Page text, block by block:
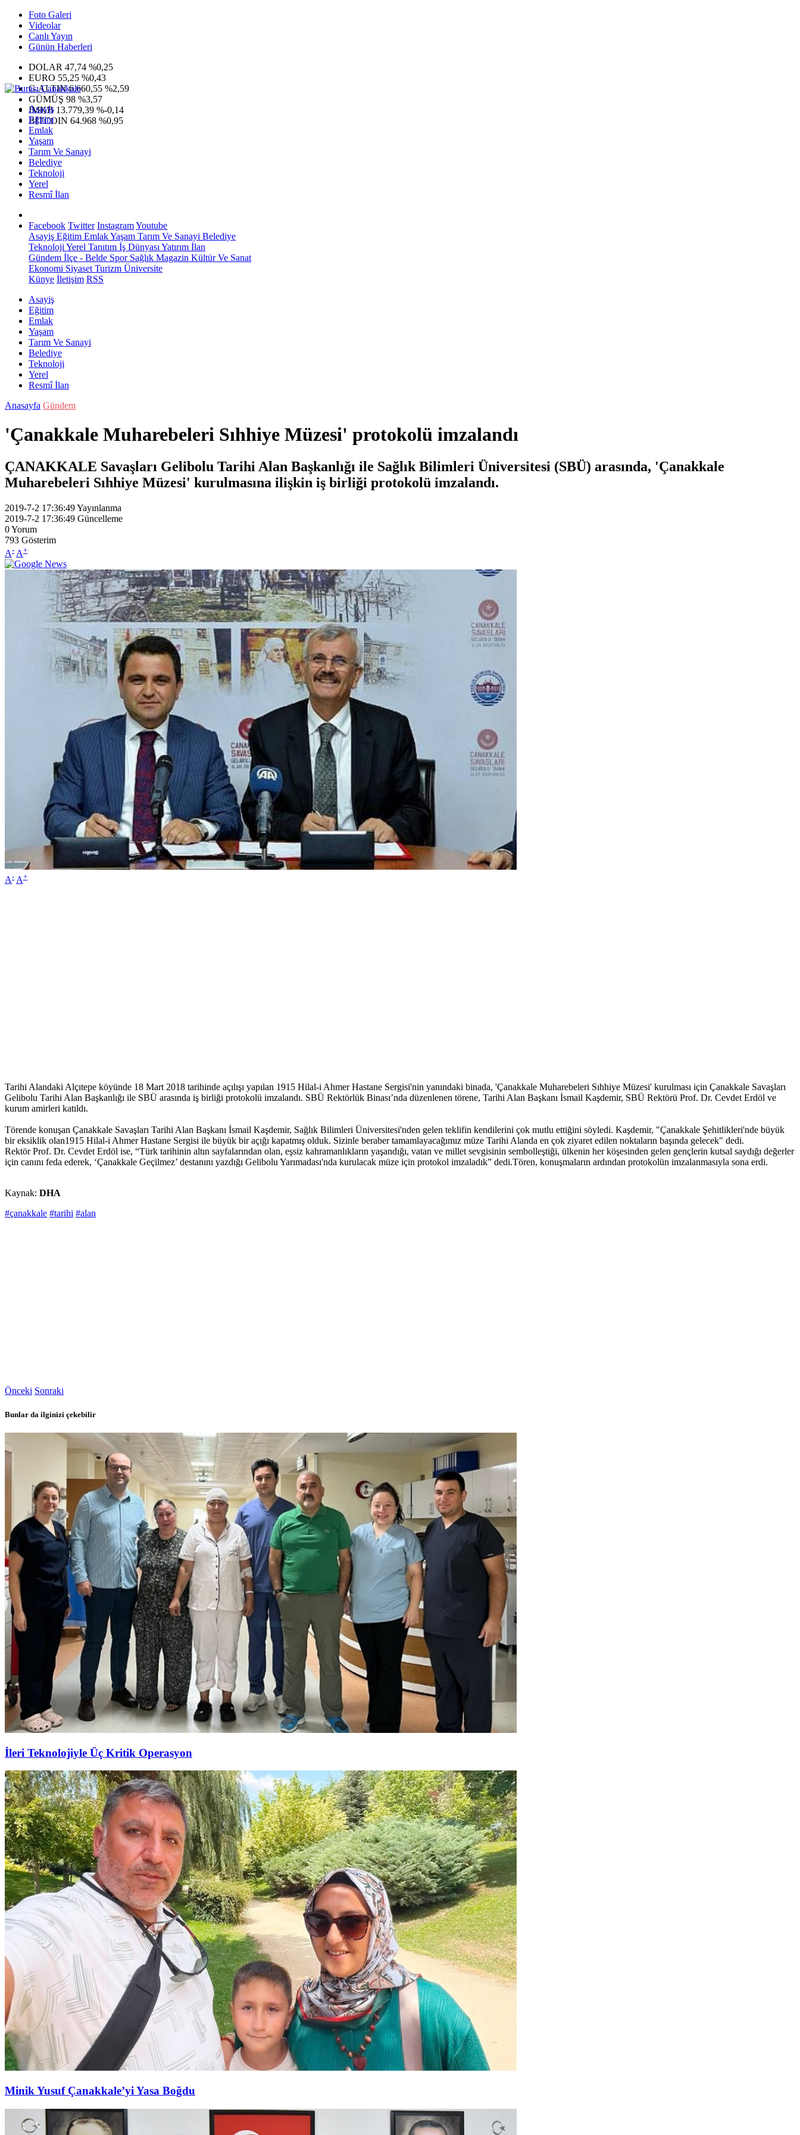
Foto Galeri
Videolar
Canlı Yayın
Günün Haberleri
DOLAR 47,74 %0,25
EURO 55,25 %0,43
G.ALTIN6.660,55 %2,59
GÜMÜŞ 98 %3,57
IMKB 13.779,39 %-0,14
BITCOIN 64.968 %0,95
Asayiş
Eğitim
Emlak
Yaşam
Tarım Ve Sanayi
Belediye
Teknoloji
Yerel
Resmî İlan
Facebook Twitter InstagramYoutube
Asayiş Eğitim EmlakYaşam Tarım Ve Sanayi Belediye
Teknoloji Yerel Tanıtım İş Dünyası Yatırım İlan
Gündem İlçe - Belde SporSağlık Magazin Kültür Ve Sanat
Ekonomi Siyaset Turizm Üniversite
Künye İletişim RSS
Asayiş
Eğitim
Emlak
Yaşam
Tarım Ve Sanayi
Belediye
Teknoloji
Yerel
Resmî İlan
Anasayfa Gündem
'Çanakkale Muharebeleri Sıhhiye Müzesi' protokolü imzalandı
ÇANAKKALE Savaşları Gelibolu Tarihi Alan Başkanlığı ile Sağlık Bilimleri Üniversitesi (SBÜ) arasında, 'Çanakkale
Muharebeleri Sıhhiye Müzesi' kurulmasına ilişkin iş birliği protokolü imzalandı.
2019-7-2 17:36:49Yayınlanma
2019-7-2 17:36:49 Güncelleme
0Yorum
793 Gösterim
A- A+
A- A+
Tarihi Alandaki Alçıtepe köyünde 18 Mart 2018 tarihinde açılışı yapılan 1915 Hilal-i Ahmer Hastane Sergisi'nin yanındaki binada, 'Çanakkale Muharebeleri Sıhhiye Müzesi' kurulması için Çanakkale Savaşları
Gelibolu Tarihi Alan Başkanlığı ile SBÜ arasında iş birliği protokolü imzalandı. SBÜ Rektörlük Binası’nda düzenlenen törene, Tarihi Alan Başkanı İsmail Kaşdemir, SBÜ Rektörü Prof. Dr. Cevdet Erdöl ve
kurum amirleri katıldı.
Törende konuşan Çanakkale Savaşları Tarihi Alan Başkanı İsmail Kaşdemir, Sağlık Bilimleri Üniversitesi'nden gelen teklifin kendilerini çok mutlu ettiğini söyledi. Kaşdemir, "Çanakkale Şehitlikleri'nde büyük
bir eksiklik olan1915 Hilal-i Ahmer Hastane Sergisi ile büyük bir açığı kapatmış olduk. Sizinle beraber tamamlayacağımız müze Tarihi Alanda en çok ziyaret edilen noktaların başında gelecek" dedi.
Rektör Prof. Dr. Cevdet Erdöl ise, “Türk tarihinin altın sayfalarından olan, eşsiz kahramanlıkların yaşandığı, vatan ve millet sevgisinin sembolleştiği, ülkenin her köşesinden gelen gençlerin kutsal saydığı değerler
için canını feda ederek, ‘Çanakkale Geçilmez’ destanını yazdığı Gelibolu Yarımadası'nda kurulacak müze için protokol imzaladık” dedi.Tören, konuşmaların ardından protokolün imzalanmasıyla sona erdi.
Kaynak: DHA
#çanakkale #tarihi #alan
Önceki Sonraki
Bunlar da ilginizi çekebilir
İleri Teknolojiyle Üç Kritik Operasyon
Minik Yusuf Çanakkale’yi Yasa Boğdu